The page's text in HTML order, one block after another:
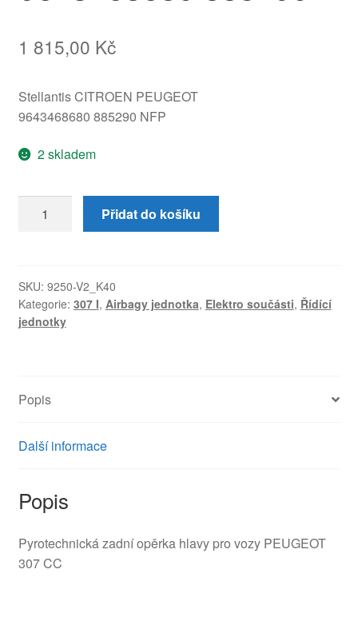
1 815,00 Kč
Stellantis CITROEN PEUGEOT
9643468680 885290 NFP
2 skladem
oblouk
CC
9643468680
885290
Přidat do košíku
SKU: 9250-V2_K40
Kategorie: 307 I, Airbagy jednotka, Elektro součásti, Řídící
jednotky
Popis
Další informace
Popis
Pyrotechnická zadní opěrka hlavy pro vozy PEUGEOT
307 CC